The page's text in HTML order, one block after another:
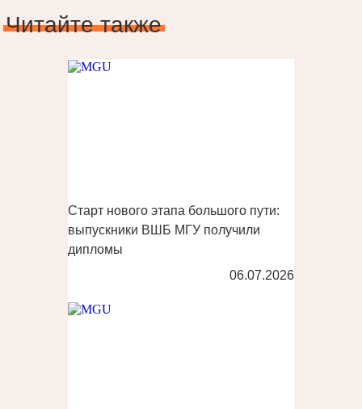
Читайте также
Старт нового этапа большого пути:
выпускники ВШБ МГУ получили
дипломы
06.07.2026